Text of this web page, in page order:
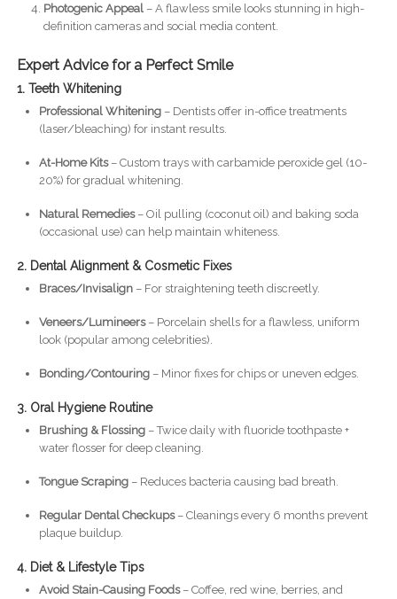
Photogenic Appeal– A flawless smile looks stunning in high-
definition cameras and social media content.
Expert Advice for a Perfect Smile
1. Teeth Whitening
Professional Whitening– Dentists offer in-office treatments
(laser/bleaching) for instant results.
At-Home Kits– Custom trays with carbamide peroxide gel (10-
20%) for gradual whitening.
Natural Remedies– Oil pulling (coconut oil) and baking soda
(occasional use) can help maintain whiteness.
2. Dental Alignment & Cosmetic Fixes
Braces/Invisalign– For straightening teeth discreetly.
Veneers/Lumineers– Porcelain shells for a flawless, uniform
look (popular among celebrities).
Bonding/Contouring– Minor fixes for chips or uneven edges.
3. Oral Hygiene Routine
Brushing & Flossing– Twice daily with fluoride toothpaste +
water flosser for deep cleaning.
Tongue Scraping– Reduces bacteria causing bad breath.
Regular Dental Checkups– Cleanings every 6 months prevent
plaque buildup.
4. Diet & Lifestyle Tips
Avoid Stain-Causing Foods– Coffee, red wine, berries, and